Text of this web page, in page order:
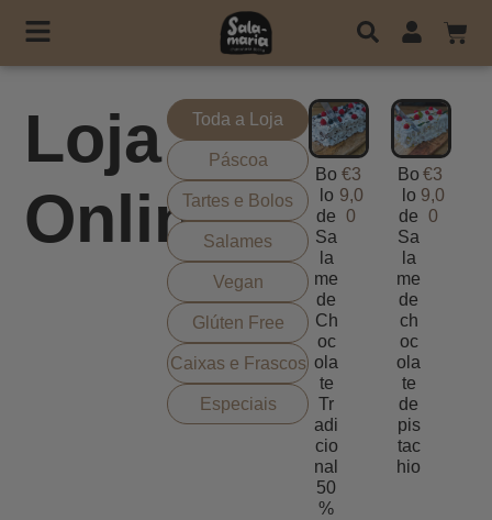
Loja
Online
Páscoa
Tartes e Bolos
Salames
Vegan
Glúten Free
Caixas e Frascos
Especiais
Toda a Loja
Bo
lo
de
Sa
la
me
de
Ch
oc
ola
te
Tr
adi
cio
nal
50
%
€3
9,0
0
Bo
lo
de
Sa
la
me
de
ch
oc
ola
te
de
pis
tac
hio
€3
9,0
0